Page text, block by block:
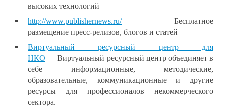
высоких технологий
http://www.publishernews.ru/— Бесплатное
размещение пресс-релизов, блогов и статей
Виртуальный ресурсный центр для
НКО — Виртуальный ресурсный центр объединяет в
себе информационные, методические,
образовательные, коммуникационные и другие
ресурсы для профессионалов некоммерческого
сектора.